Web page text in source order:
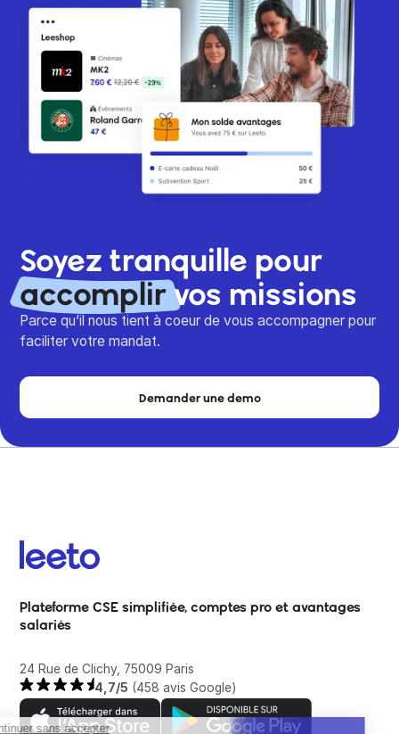
Soyez tranquille pour
accomplirvos missions
Parce qu’il nous tient à coeur de vous accompagner pour
faciliter votre mandat.
Demander une demo
Plateforme CSE simplifiée, comptes pro et avantages
salariés
24 Rue de Clichy, 75009 Paris
4,7/5 (458 avis Google)
Continuer sans accepter